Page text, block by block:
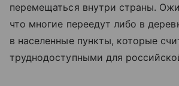
перемещаться внутри страны.
что многие переедут либо в
в населенные пункты, которые
труднодоступными для